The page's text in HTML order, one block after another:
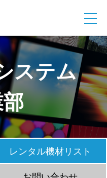
ステム
レンタル機材リスト